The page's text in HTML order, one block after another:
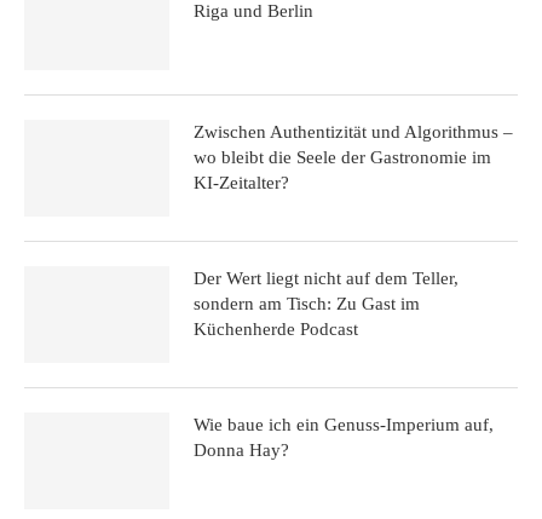
Riga und Berlin
Zwischen Authentizität und Algorithmus –
wo bleibt die Seele der Gastronomie im
KI-Zeitalter?
Der Wert liegt nicht auf dem Teller,
sondern am Tisch: Zu Gast im
Küchenherde Podcast
Wie baue ich ein Genuss-Imperium auf,
Donna Hay?